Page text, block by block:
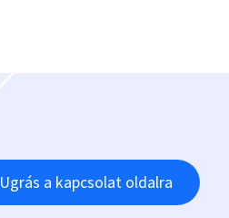
Ugrás a kapcsolat oldalra